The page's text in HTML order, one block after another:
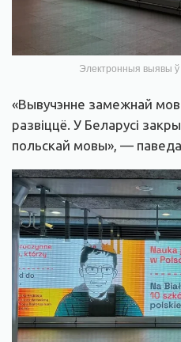
Электронныя выявы
«Вывучэнне замежнай
развіццё. У Беларусі
польскай мовы», —